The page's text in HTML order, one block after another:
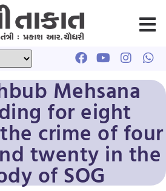
Mehsana
for eight
crime of four
twenty in the
of SOG